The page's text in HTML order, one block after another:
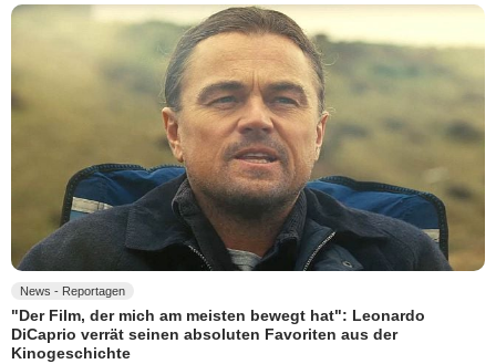
News - Reportagen
"Der Film, der mich am meisten bewegt hat": Leonardo
DiCaprio verrät seinen absoluten Favoriten aus der
Kinogeschichte